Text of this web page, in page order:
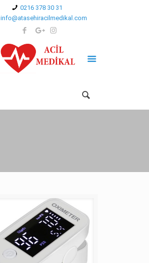
0216 378 30 31
info@atasehiracilmedikal.com